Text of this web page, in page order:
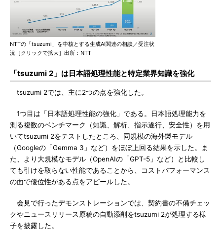
NTTの「tsuzumi」を中核とする生成AI関連の相談／受注状
況［クリックで拡大］出所：NTT
「tsuzumi 2」は日本語処理性能と特定業界知識を強化
tsuzumi 2では、主に2つの点を強化した。
1つ目は「日本語処理性能の強化」である。日本語処理能力を
測る複数のベンチマーク（知識、解析、指示遂行、安全性）を用
いてtsuzumi 2をテストしたところ、同規模の海外製モデル
（Googleの「Gemma 3」など）をほぼ上回る結果を示した。ま
た、より大規模なモデル（OpenAIの「GPT-5」など）と比較し
ても引けを取らない性能であることから、コストパフォーマンス
の面で優位性がある点をアピールした。
会見で行ったデモンストレーションでは、契約書の不備チェッ
クやニュースリリース原稿の自動添削をtsuzumi 2が処理する様
子を披露した。